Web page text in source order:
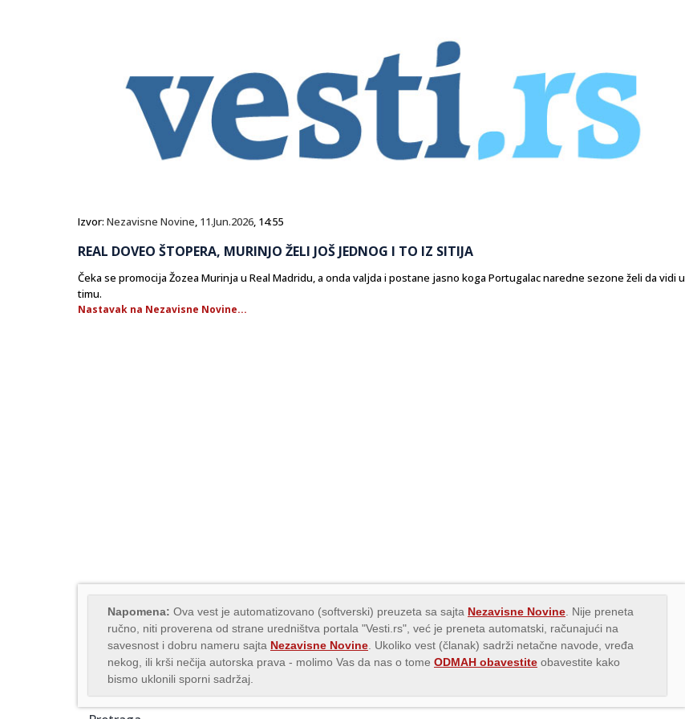
Izvor: Nezavisne Novine, 11.Jun.2026, 14:55
REAL DOVEO ŠTOPERA, MURINJO ŽELI JOŠ JEDNOG I TO IZ SITIJA
Čeka se promocija Žozea Murinja u Real Madridu, a onda valjda i postane jasno koga Portugalac naredne sezone želi da vidi u
timu.
Nastavak na Nezavisne Novine...
Napomena: Ova vest je automatizovano (softverski) preuzeta sa sajta Nezavisne Novine . Nije preneta
ručno, niti proverena od strane uredništva portala "Vesti.rs", već je preneta automatski, računajući na
savesnost i dobru nameru sajta Nezavisne Novine . Ukoliko vest (članak) sadrži netačne navode, vređa
nekog, ili krši nečija autorska prava - molimo Vas da nas o tome ODMAH obavestite obavestite kako
bismo uklonili sporni sadržaj.